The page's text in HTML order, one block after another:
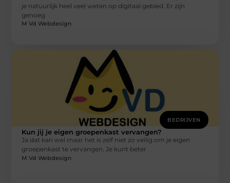
je natuurlijk heel veel weten op digitaal gebied. Er zijn
genoeg
M Vd Webdesign
BEDRIJVEN
Kun jij je eigen groepenkast vervangen?
Ja dat kan wel maar het is zelf niet zo veilig om je eigen
groepenkast te vervangen. Je kunt beter
M Vd Webdesign